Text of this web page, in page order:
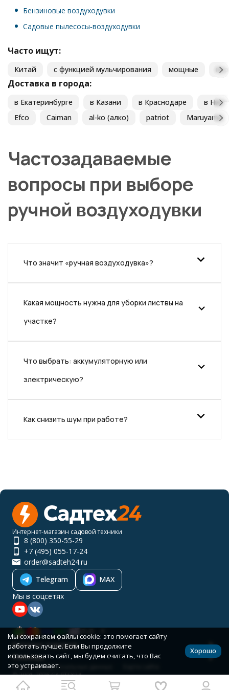
Бензиновые воздуходувки
Садовые пылесосы‑воздуходувки
Часто ищут:
Китай с функцией мульчирования мощные
Доставка в города:
в Екатеринбурге в Казани в Краснодаре
в
Efco
Caiman al-ko (алко) patriot Maruyama
Частозадаваемые
вопросы при выборе
ручной воздуходувки
Что значит «ручная воздуходувка»?
Какая мощность нужна для уборки листвы на
участке?
Что выбрать: аккумуляторную или
электрическую?
Как снизить шум при работе?
Интернет-магазин садовой техники
8 (800) 350-55-29
+7 (495) 055-17-24
order@sadteh24.ru
Telegram
MAX
Мы в соцсетях
Каталог товаров
Помощь
Политика персональных данных
© 2001-2026 САДТЕХ24
Разработано в
bodysite.ru
Мы сохраняем файлы cookie: это помогает сайту
работать лучше. Если Вы продолжите
использовать сайт, мы будем считать, что Вас
это устраивает.
Хорошо